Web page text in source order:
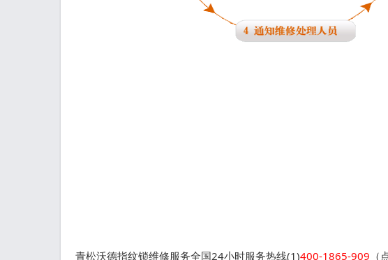
青松沃德指纹锁维修服务全国24小时服务热线(1)400-1865-909 （